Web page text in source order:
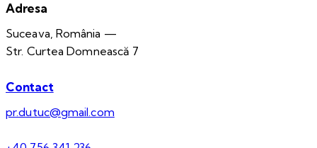
Adresa
Suceava, România —
Str. Curtea Domnească 7
Contact
pr.dutuc@gmail.com